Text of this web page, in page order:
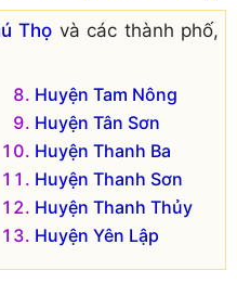
còn tồn tại là:
Xã Liên Phương
Xã Mai Tùng
Xã Phụ Khánh
Xã Quân Khê
Xã Vụ Cầu
Xã Y Sơn
Thọ và các thành phố,
Huyện Tam Nông
Huyện Tân Sơn
Huyện Thanh Ba
Huyện Thanh Sơn
Huyện Thanh Thủy
Huyện Yên Lập